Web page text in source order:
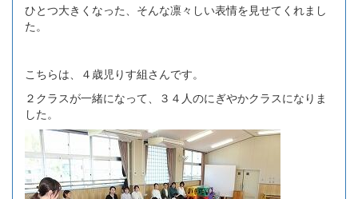
ひとつ大きくなった、そんな凛々しい表情を見せてくれまし
た。
こちらは、４歳児りす組さんです。
２クラスが一緒になって、３４人のにぎやかクラスになりま
した。